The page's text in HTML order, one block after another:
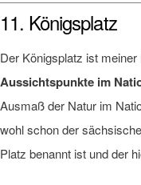
11. Königsplatz
Der Königsplatz ist
Aussichtspunkte im
Ausmaß der Natur im
wohl schon der
Platz benannt ist und der